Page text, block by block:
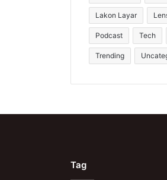
Lakon Layar
Podcast Tech
Trending
Tag